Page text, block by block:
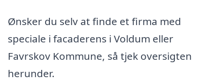
Ønsker du selv at finde et firma med
speciale i facaderens i Voldum eller
Favrskov Kommune, så tjek oversigten
herunder.